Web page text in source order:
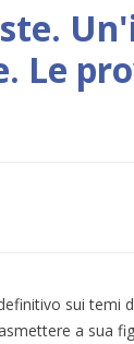
Le
sui temi
a sua